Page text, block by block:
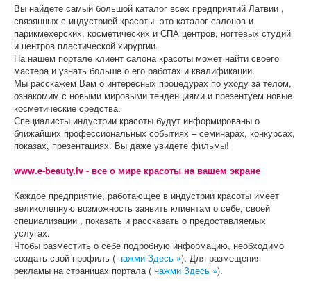
Вы найдете самый большой каталог всех предприятий Латвии ,
связянных с индустрией красоты- это каталог салонов и
парикмехерских, косметических и СПА центров, ногтевых студий
и центров пластической хирургии.
На нашем портале клиент салона красоты может найти своего
мастера и узнать больше о его работах и квалификации.
Мы расскажем Вам о интересных процедурах по уходу за телом,
ознакомим с новыми мировыми тенденциями и презентуем новые
косметические средства.
Специалисты индустрии красоты будут информированы о
ближайших профессиональных событиях – семинарах, конкурсах,
показах, презентациях. Вы даже увидете фильмы!
www.e-beauty.lv - все о мире красоты на вашем экране
Каждое предприятие, работающее в индустрии красоты имеет
великолепную возможность заявить клиентам о себе, своей
специализации , показать и рассказать о предоставляемых
услугах.
Чтобы разместить о себе подробную информацию, необходимо
создать свой профиль ( нажми Здесь »). Для размещения
рекламы на страницах портала ( нажми Здесь »).